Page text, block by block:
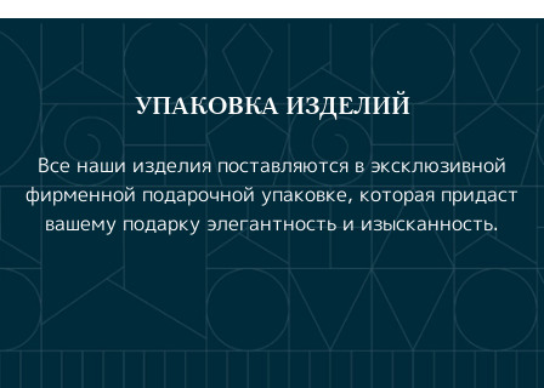
УПАКОВКА ИЗДЕЛИЙ
Все наши изделия поставляются в эксклюзивной
фирменной подарочной упаковке, которая придаст
вашему подарку элегантность и изысканность.